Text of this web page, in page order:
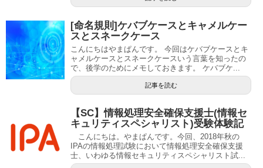
[命名規則]ケバブケースとキャメルケー
スとスネークケース
こんにちはやまぱんです。 今回はケバブケースとキ
ャメルケースとスネークケースいう言葉を知ったの
で、後学のためにメモしておきます。 ケバブケ...
記事を読む
【SC】情報処理安全確保支援士(情報セ
キュリティスペシャリスト)受験体験記
こんにちは。やまぱんです。今回、2018年秋の
IPAの情報処理試験において情報処理安全確保支援
士、いわゆる情報セキュリティスペシャリスト試...